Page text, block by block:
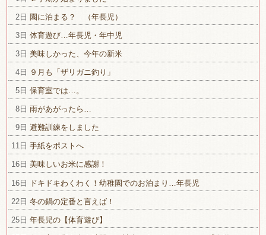
2日 園に泊まる？ （年長児）
3日 体育遊び…年長児・年中児
3日 美味しかった、今年の新米
4日 ９月も「ザリガニ釣り」
5日 保育室では…。
8日 雨があがったら…
9日 避難訓練をしました
11日 手紙をポストへ
16日 美味しいお米に感謝！
16日 ドキドキわくわく！幼稚園でのお泊まり…年長児
22日 冬の鍋の定番と言えば！
25日 年長児の【体育遊び】